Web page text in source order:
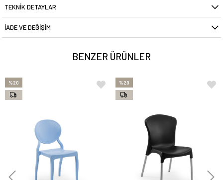
TEKNIK DETAYLAR
İADE VE DEĞIŞIM
BENZER ÜRÜNLER
%20 %20